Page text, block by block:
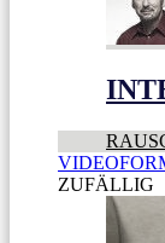
ZUFÄLLIG